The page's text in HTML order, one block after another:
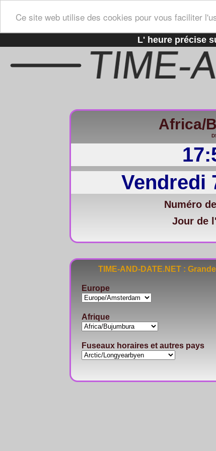
Ce site web utilise des cookies pour vous faciliter
L' heure précise
Africa/
Vendredi
Numéro
Jour de
TIME-AND-DATE.NET :
Europe
Afrique
Fuseaux horaires et autres pays